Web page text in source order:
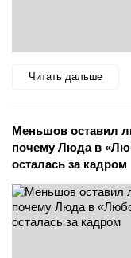
Читать дальше
Меньшов оставил
почему Люда в
осталась за кадром